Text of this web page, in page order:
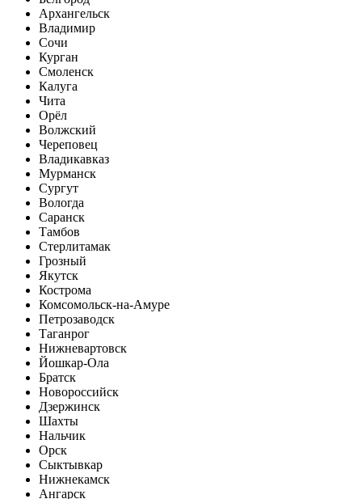
Архангельск
Владимир
Сочи
Курган
Смоленск
Калуга
Чита
Орёл
Волжский
Череповец
Владикавказ
Мурманск
Сургут
Вологда
Саранск
Тамбов
Стерлитамак
Грозный
Якутск
Кострома
Комсомольск-на-Амуре
Петрозаводск
Таганрог
Нижневартовск
Йошкар-Ола
Братск
Новороссийск
Дзержинск
Шахты
Нальчик
Орск
Сыктывкар
Нижнекамск
Ангарск